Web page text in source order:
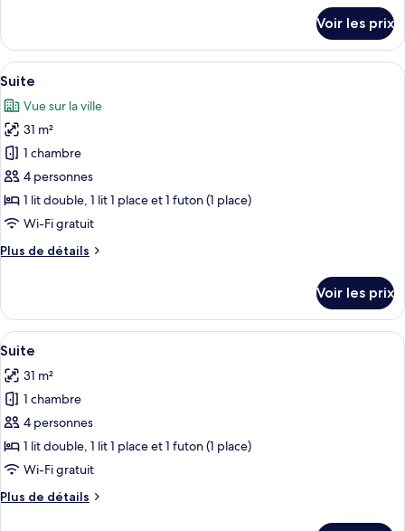
le
type
de
Suite
Voir les prix
Afficher
toutes
les
photos
pour
ce
type
de
chambre :
Suite
16
Suite
Vue sur la ville
31 m²
1 chambre
4 personnes
1 lit double, 1 lit 1 place et 1 futon (1 place)
Wi-Fi gratuit
Plus de détails
Plus
le
type
de
Suite
Voir les prix
Afficher
toutes
les
photos
pour
ce
type
chambre :
21
Suite
31 m²
1 chambre
4 personnes
1 lit double, 1 lit 1 place et 1 futon (1 place)
Wi-Fi gratuit
Plus de détails
Plus